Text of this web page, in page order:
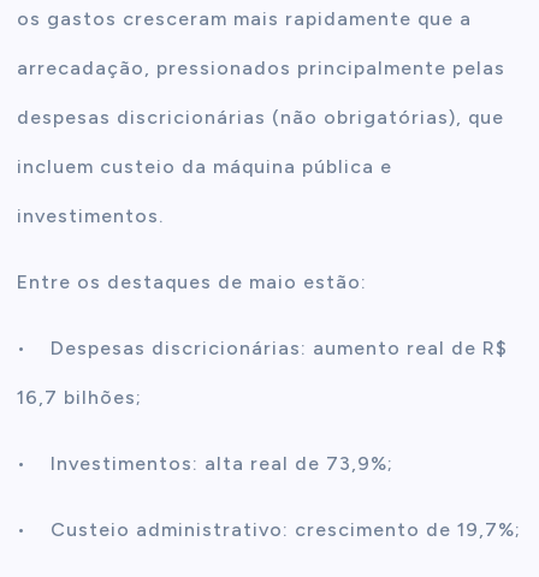
os gastos cresceram mais rapidamente que a
arrecadação, pressionados principalmente pelas
despesas discricionárias (não obrigatórias), que
incluem custeio da máquina pública e
investimentos.
Entre os destaques de maio estão:
• Despesas discricionárias: aumento real de R$
16,7 bilhões;
• Investimentos: alta real de 73,9%;
• Custeio administrativo: crescimento de 19,7%;